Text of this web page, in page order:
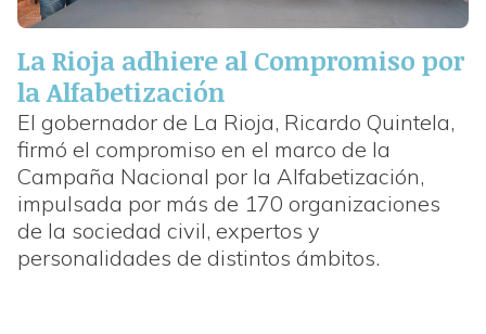
La Rioja adhiere al Compromiso por
la Alfabetización
El gobernador de La Rioja, Ricardo Quintela,
firmó el compromiso en el marco de la
Campaña Nacional por la Alfabetización,
impulsada por más de 170 organizaciones
de la sociedad civil, expertos y
personalidades de distintos ámbitos.